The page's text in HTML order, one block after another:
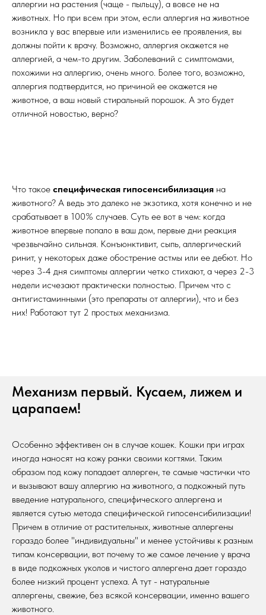
аллергии на растения (чаще - пыльцу), а вовсе не на
животных. Но при всем при этом, если аллергия на животное
возникла у вас впервые или изменились ее проявления, вы
должны пойти к врачу. Возможно, аллергия окажется не
аллергией, а чем-то другим. Заболеваний с симптомами,
похожими на аллергию, очень много. Более того, возможно,
аллергия подтвердится, но причиной ее окажется не
животное, а ваш новый стиральный порошок. А это будет
отличной новостью, верно?
Что такое специфическая гипосенсибилизация на
животного? А ведь это далеко не экзотика, хотя конечно и не
срабатывает в 100% случаев. Суть ее вот в чем: когда
животное впервые попало в ваш дом, первые дни реакция
чрезвычайно сильная. Конъюнктивит, сыпь, аллергический
ринит, у некоторых даже обострение астмы или ее дебют. Но
через 3-4 дня симптомы аллергии четко стихают, а через 2-3
недели исчезают практически полностью. Причем что с
антигистаминными (это препараты от аллергии), что и без
них! Работают тут 2 простых механизма.
Механизм первый. Кусаем, лижем и
царапаем!
Особенно эффективен он в случае кошек. Кошки при играх
иногда наносят на кожу ранки своими когтями. Таким
образом под кожу попадает аллерген, те самые частички что
и вызывают вашу аллергию на животного, а подкожный путь
введение натурального, специфического аллергена и
является сутью метода специфической гипосенсибилизации!
Причем в отличие от растительных, животные аллергены
гораздо более "индивидуальны" и менее устойчивы к разным
типам консервации, вот почему то же самое лечение у врача
в виде подкожных уколов и чистого аллергена дает гораздо
более низкий процент успеха. А тут - натуральные
аллергены, свежие, без всякой консервации, именно вашего
животного.